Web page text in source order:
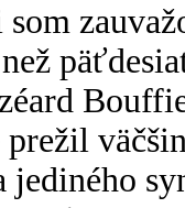
jediného